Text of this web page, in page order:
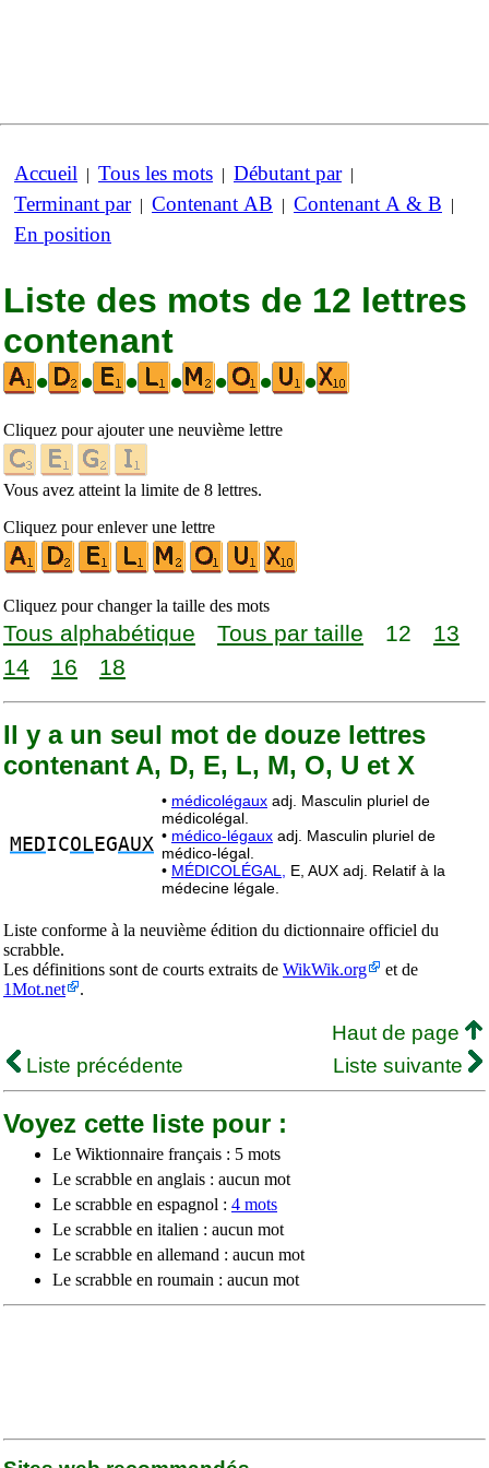
Accueil | Tous les mots | Débutant par|
Terminant par| Contenant AB | Contenant A & B |
En position
Liste des mots de 12 lettres
contenant
•
• • • • • •
Cliquez pour ajouter une neuvième lettre
Vous avez atteint la limite de 8 lettres.
Cliquez pour enlever une lettre
Cliquez pour changer la taille des mots
Tous alphabétique Tous par taille 12
13
14
16 18
Il y a un seul mot de douze lettres
contenant A, D, E, L, M, O, U et X
MEDICOL EGAUX
• médicolégaux adj. Masculin pluriel de
médicolégal.
• médico-légaux adj. Masculin pluriel de
médico-légal.
• MÉDICOLÉGAL,
E, AUX adj. Relatif à la
médecine légale.
Liste conforme à la neuvième édition du dictionnaire officiel du
scrabble.
Les définitions sont de courts extraits de WikWik.org
et de
1Mot.net
.
Haut de page
Liste précédente
Liste suivante
Voyez cette liste pour :
Le Wiktionnaire français : 5 mots
Le scrabble en anglais : aucun mot
Le scrabble en espagnol : 4 mots
Le scrabble en italien : aucun mot
Le scrabble en allemand : aucun mot
Le scrabble en roumain : aucun mot